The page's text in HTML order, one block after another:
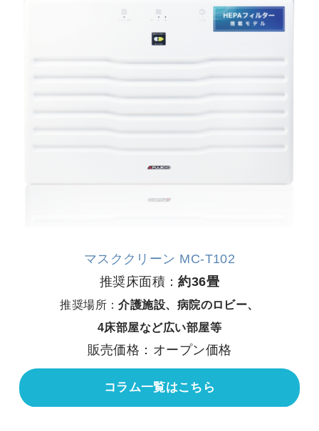
マスククリーン MC-T102
推奨床面積：約36畳
推奨場所：介護施設、病院のロビー、
4床部屋など広い部屋等
販売価格：オープン価格
コラム一覧はこちら